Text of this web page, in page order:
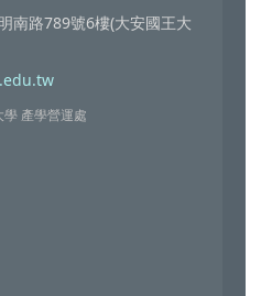
南路789號6樓(大安國王大
產學營運處